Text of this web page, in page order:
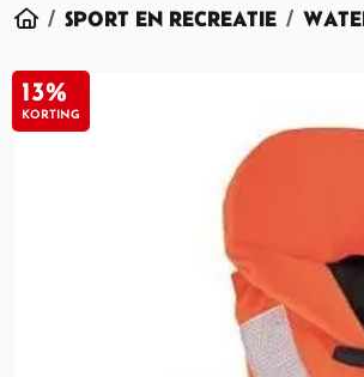
HOME
SPORT EN RECREATIE
13%
KORTING